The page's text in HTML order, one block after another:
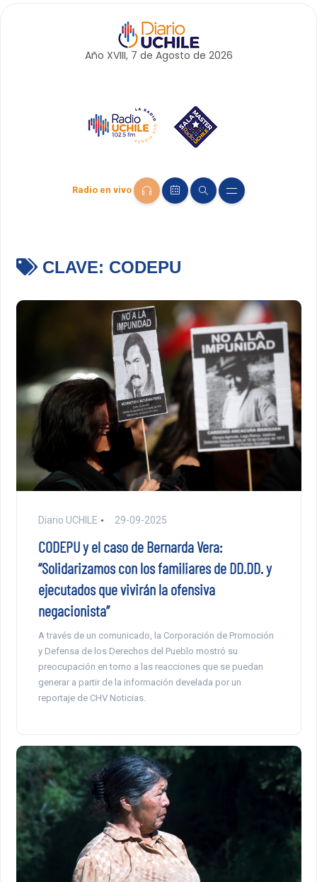
Año XVIII, 7 de Agosto de 2026
Radio en vivo
CLAVE: CODEPU
Diario UCHILE 29-09-2025
CODEPU y el caso de Bernarda Vera:
“Solidarizamos con los familiares de DD.DD. y
ejecutados que vivirán la ofensiva
negacionista”
A través de un comunicado, la Corporación de Promoción
y Defensa de los Derechos del Pueblo mostró su
preocupación en torno a las reacciones que se puedan
generar a partir de la información develada por un
reportaje de CHV Noticias.